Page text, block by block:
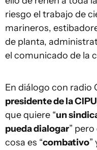
riesgo el trabajo de
marineros,
de planta,
el comunicado de la
En diálogo con radio
presidente de la
que quiere “un
pueda dialogar” pero
cosa es “combativo”